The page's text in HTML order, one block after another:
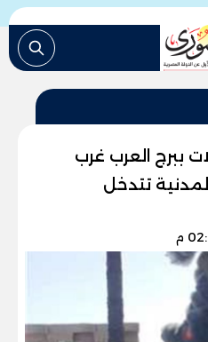
ببرج العرب غرب
تتدخل